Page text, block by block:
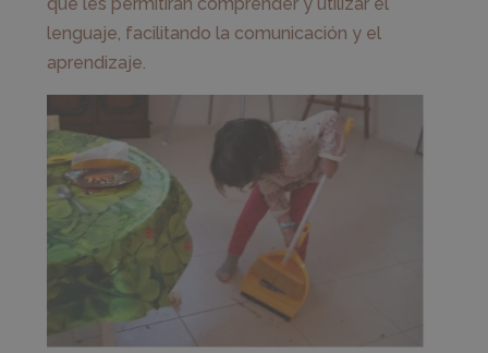
lenguaje, facilitando la comunicación y el
aprendizaje.